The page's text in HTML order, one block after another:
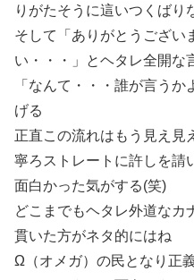
りがたそうに這いつくばり
そして「ありがとうござい
い・・・」とヘタレ全開な
「なんて・・・誰が言う
げる
正直この流れはもう見え見
寧ろストレートに許しを請
面白かった気がする(笑)
どこまでもヘタレ外道なカ
貫いた方がネタ的にはね
Ω（オメガ）の民となり正